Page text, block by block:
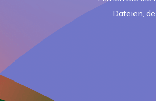
Dateien,